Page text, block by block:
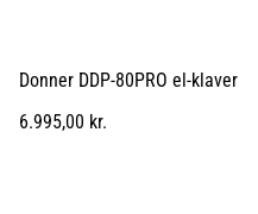
Donner DDP-80PRO el-klaver
6.995,00 kr.